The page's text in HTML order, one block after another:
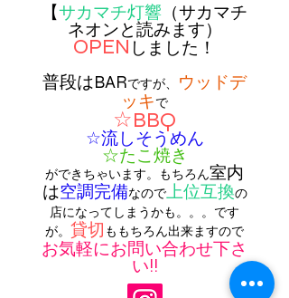
【サカマチ灯響 （サカマチ
ネオンと読みます）
OPENしました！
普段はBARですが、
ウッドデ
ッキで
☆BBQ
☆流しそうめん
☆たこ焼き
ができちゃいます。 もちろん室内
は空調完備なので上位互換の
店になってしまうかも。。。です
が。 貸切 ももちろん出来ますので
お気軽にお問い合わせ下さ
い!!